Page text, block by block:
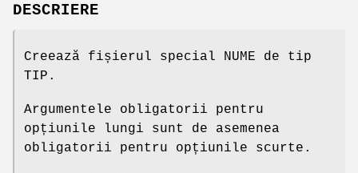
DESCRIERE
Creează fișierul special NUME de tip
TIP.
Argumentele obligatorii pentru
opțiunile lungi sunt de asemenea
obligatorii pentru opțiunile scurte.